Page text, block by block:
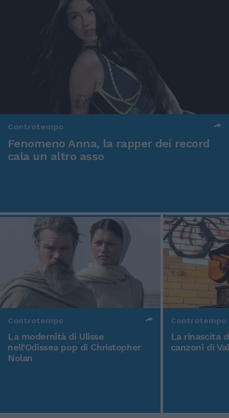
Controtempo
Fenomeno Anna, la rapper dei record
cala un altro asso
Controtempo
La modernità di Ulisse
nell'Odissea pop di Christopher
Nolan
Controtempo
La rinascita
canzoni di